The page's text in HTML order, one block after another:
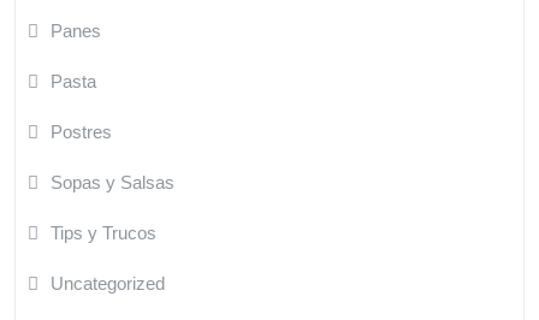
Panes
Pasta
Postres
Sopas y Salsas
Tips y Trucos
Uncategorized